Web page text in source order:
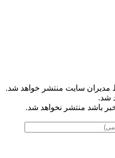
سایت منتشر خواهد شد.
شد.
باشد منتشر نخواهد شد.